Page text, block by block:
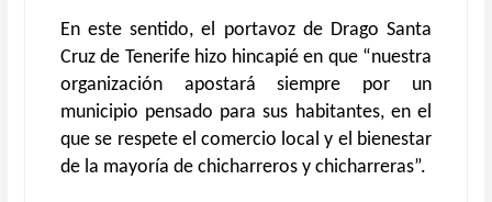
En este sentido, el portavoz de Drago Santa
Cruz de Tenerife hizo hincapié en que “nuestra
organización apostará siempre por un
municipio pensado para sus habitantes, en el
que se respete el comercio local y el bienestar
de la mayoría de chicharreros y chicharreras”.